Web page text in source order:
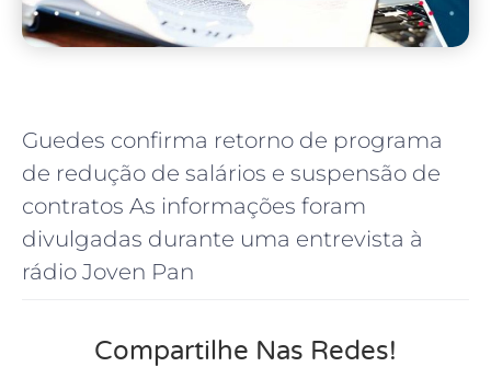
Guedes confirma retorno de programa
de redução de salários e suspensão de
contratos As informações foram
divulgadas durante uma entrevista à
rádio Joven Pan
Compartilhe Nas Redes!